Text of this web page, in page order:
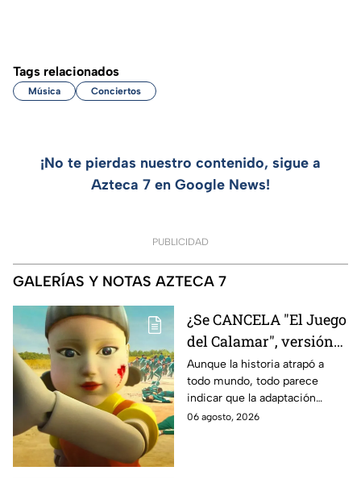
Tags relacionados
Música Conciertos
¡No te pierdas nuestro contenido, sigue a
Azteca 7 en Google News!
PUBLICIDAD
GALERÍAS Y NOTAS AZTECA 7
¿Se CANCELA "El Juego
del Calamar", versión
Estados Unidos? Esto
es lo que se sabe al
momento
Aunque la historia atrapó a
todo mundo, todo parece
indicar que la adaptación
podría ser cancelada:
06 agosto, 2026